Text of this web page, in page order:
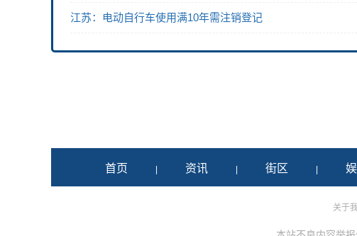
江苏：电动自行车使用满10年需注销登记
首页 资讯 街区
关于